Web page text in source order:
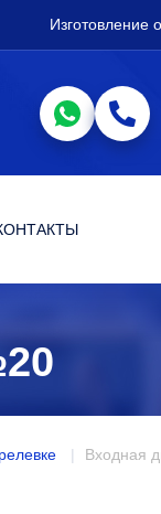
Изготовление
Входная